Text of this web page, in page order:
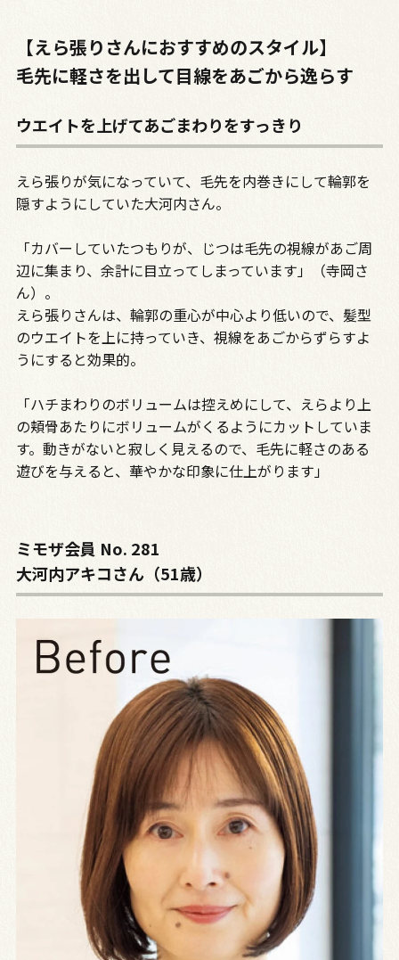
【えら張りさんにおすすめのスタイル】
毛先に軽さを出して目線をあごから逸らす
ウエイトを上げてあごまわりをすっきり
えら張りが気になっていて、毛先を内巻きにして輪郭を
隠すようにしていた大河内さん。
「カバーしていたつもりが、じつは毛先の視線があご周
辺に集まり、余計に目立ってしまっています」（寺岡さ
ん）。
えら張りさんは、輪郭の重心が中心より低いので、髪型
のウエイトを上に持っていき、視線をあごからずらすよ
うにすると効果的。
「ハチまわりのボリュームは控えめにして、えらより上
の頬骨あたりにボリュームがくるようにカットしていま
す。動きがないと寂しく見えるので、毛先に軽さのある
遊びを与えると、華やかな印象に仕上がります」
ミモザ会員 No. 281
大河内アキコさん（51歳）